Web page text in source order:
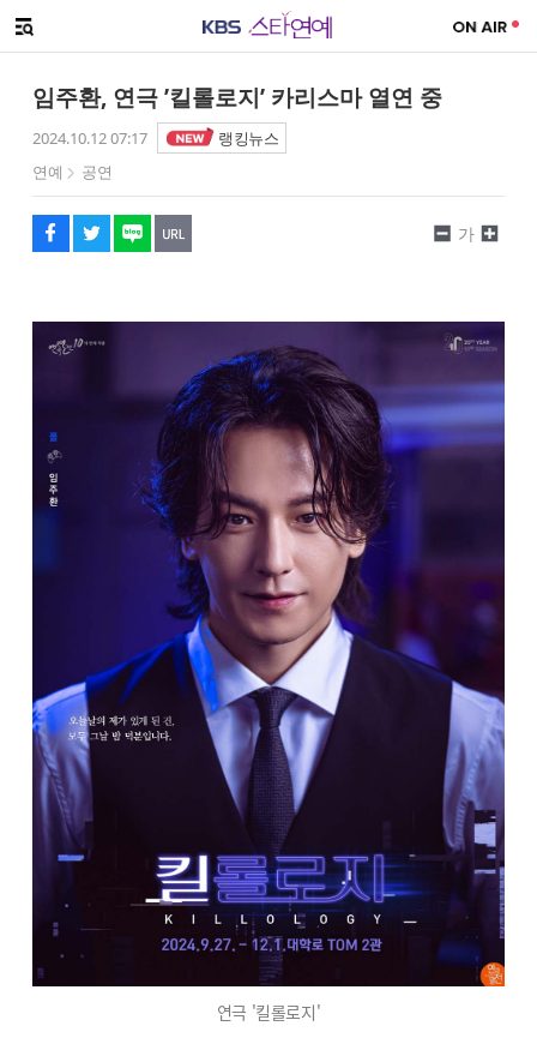
메뉴 열기
임주환, 연극 ’킬롤로지’ 카리스마 열연 중
2024.10.12 07:17
랭킹뉴스
연예
공연
페이스북
트위터
네이버
URL복사
글씨 작게보기
가
글씨 크게보기
연극 '킬롤로지'